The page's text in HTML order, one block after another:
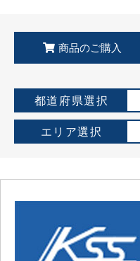
商品のご購入
都道府県選択
エリア選択